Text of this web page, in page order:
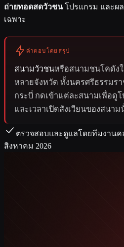
ถ่ายทอดสดวัวชนโปรแกรม และผ
เฉพาะ
คำตอบโดยสรุป
สนามวัวชนหรือสนามชนโคดัง
หลายจังหวัด ทั้งนครศรีธรรมร
กระบี่ กดเข้าแต่ละสนามเพื่อดู
และเวลาเปิดสังเวียนของสนา
ตรวจสอบและดูแลโดยทีมงานค
สิงหาคม 2026